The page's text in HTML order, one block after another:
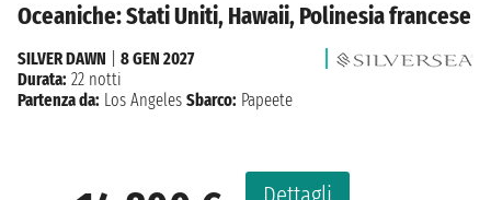
Oceaniche: Stati Uniti, Hawaii, Polinesia francese
SILVER DAWN
8 GEN 2027
Durata: 22 notti
Partenza da: Los Angeles Sbarco: Papeete